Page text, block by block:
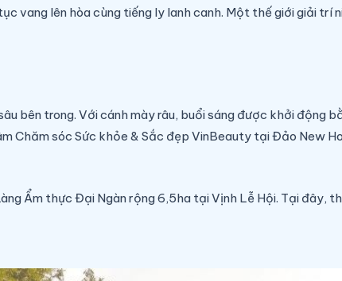
vang lên hòa cùng tiếng ly lanh canh. Một thế giới giải trí
bên trong. Với cánh mày râu, buổi sáng được khởi động
Chăm sóc Sức khỏe & Sắc đẹp VinBeauty tại Đảo New
Ẩm thực Đại Ngàn rộng 6,5ha tại Vịnh Lễ Hội. Tại đây,